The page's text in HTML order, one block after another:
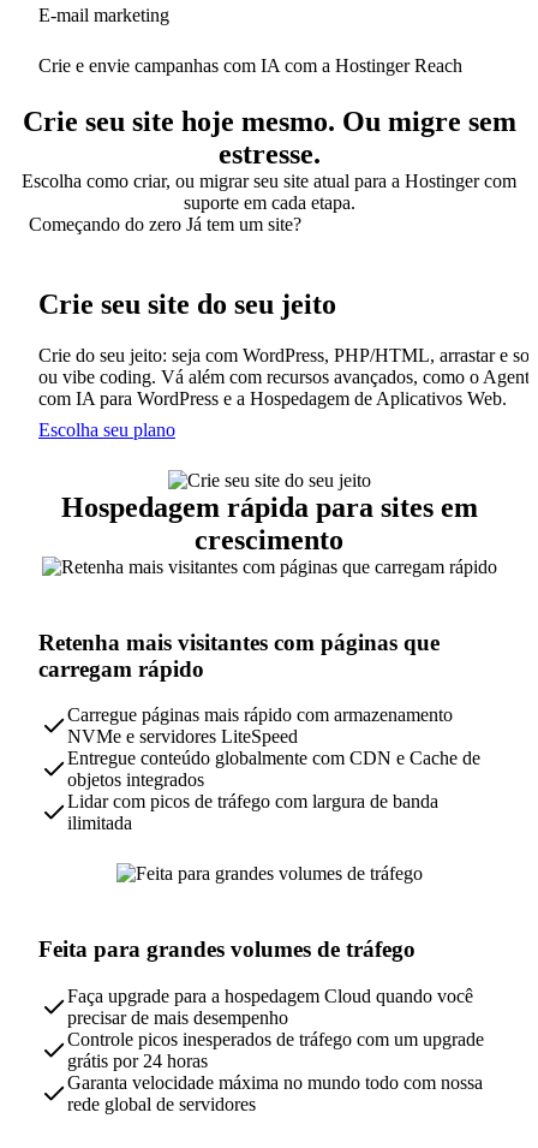
E-mail marketing
Crie e envie campanhas com IA com a Hostinger Reach
Crie seu site hoje mesmo. Ou migre sem
estresse.
Escolha como criar, ou migrar seu site atual para a Hostinger com
suporte em cada etapa.
Começando do zero Já tem um site?
Crie seu site do seu jeito
Crie do seu jeito: seja com WordPress, PHP/HTML, arrastar e
ou vibe coding. Vá além com recursos avançados, como o Agente
com IA para WordPress e a Hospedagem de Aplicativos Web.
Escolha seu plano
Hospedagem rápida para sites em
crescimento
Retenha mais visitantes com páginas que
carregam rápido
Carregue páginas mais rápido com armazenamento
NVMe e servidores LiteSpeed
Entregue conteúdo globalmente com CDN e Cache de
objetos integrados
Lidar com picos de tráfego com largura de banda
ilimitada
Feita para grandes volumes de tráfego
Faça upgrade para a hospedagem Cloud quando você
precisar de mais desempenho
Controle picos inesperados de tráfego com um upgrade
grátis por 24 horas
Garanta velocidade máxima no mundo todo com nossa
rede global de servidores